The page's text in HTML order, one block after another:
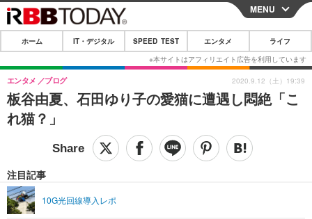
CLOSE
ホーム
IT・デジタル
IT・デジタルTOP スマートフォン
ショッピング その他
SPEED TEST
エンタメTOP 映画・ドラマ
ライフTOP
リリース一覧
MENU
ホーム IT・デジタル SPEED TEST エンタメ ライフ
板谷由夏、石田ゆり子の愛猫に遭遇し悶絶「こ
れ猫？」
エンタメ ブログ
注目記事
10G光回線導入レポ
2020.9.12（土）19:39